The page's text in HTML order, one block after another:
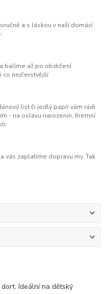
a s láskou v naší domácí
balíme až po obdržení
co nejčerstvější.
list či jedlý papír vám rádi
- na oslavu narozenin, firemní
vás zaplatíme dopravu my. Tak
Ideální na dětský